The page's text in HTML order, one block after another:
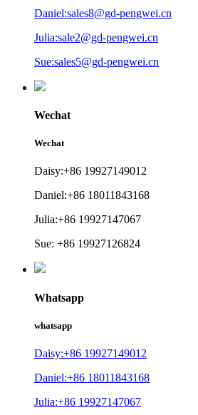
Daniel:sales8@gd-pengwei.cn
Julia:sale2@gd-pengwei.cn
Sue:sales5@gd-pengwei.cn
Wechat
Wechat
Daisy:+86 19927149012
Daniel:+86 18011843168
Julia:+86 19927147067
Sue: +86 19927126824
Whatsapp
whatsapp
Daisy:+86 19927149012
Daniel:+86 18011843168
Julia:+86 19927147067